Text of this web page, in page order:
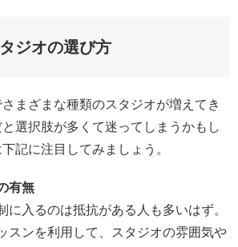
ジオの選び方
まざまな種類のスタジオが増えてき
選択肢が多くて迷ってしまうかもし
記に注目してみましょう。
有無
に入るのは抵抗がある人も多いはず。
スンを利用して、スタジオの雰囲気や